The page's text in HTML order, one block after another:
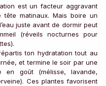
est un facteur aggravant
tête matinaux. Mais boire un
juste avant de dormir peut
(réveils nocturnes pour
ton hydratation tout au
et termine le soir par une
en goût (mélisse, lavande,
Ces plantes favorisent